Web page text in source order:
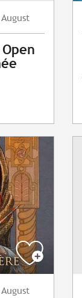
August
August